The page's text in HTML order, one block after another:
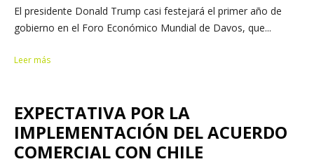
El presidente Donald Trump casi festejará el primer año de
gobierno en el Foro Económico Mundial de Davos, que...
Leer más
EXPECTATIVA POR LA
IMPLEMENTACIÓN DEL ACUERDO
COMERCIAL CON CHILE